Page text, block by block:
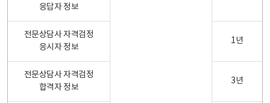
응답자 정보
전문상담사 자격검정
응시자 정보
1년
전문상담사 자격검정
합격자 정보
3년